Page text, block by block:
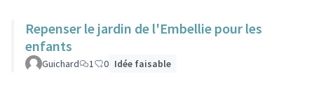
Repenser le jardin de l'Embellie pour les
enfants
Guichard 1 0 Idée faisable